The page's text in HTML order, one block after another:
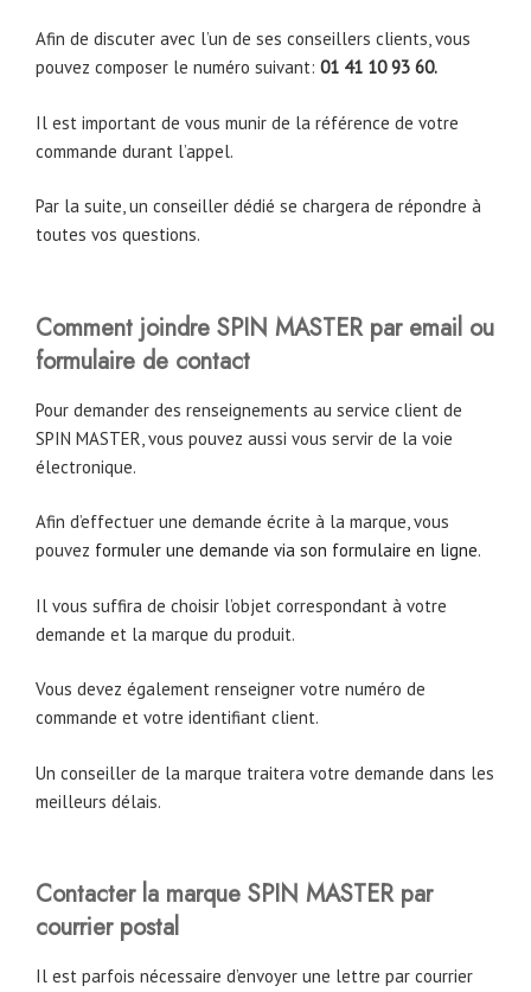
Afin de discuter avec l’un de ses conseillers clients, vous
pouvez composer le numéro suivant: 01 41 10 93 60.
Il est important de vous munir de la référence de votre
commande durant l’appel.
Par la suite, un conseiller dédié se chargera de répondre à
toutes vos questions.
Comment joindre SPIN MASTER par email ou
formulaire de contact
Pour demander des renseignements au service client de
SPIN MASTER, vous pouvez aussi vous servir de la voie
électronique.
Afin d’effectuer une demande écrite à la marque, vous
pouvez formuler une demande via son formulaire en ligne.
Il vous suffira de choisir l’objet correspondant à votre
demande et la marque du produit.
Vous devez également renseigner votre numéro de
commande et votre identifiant client.
Un conseiller de la marque traitera votre demande dans les
meilleurs délais.
Contacter la marque SPIN MASTER par
courrier postal
Il est parfois nécessaire d’envoyer une lettre par courrier